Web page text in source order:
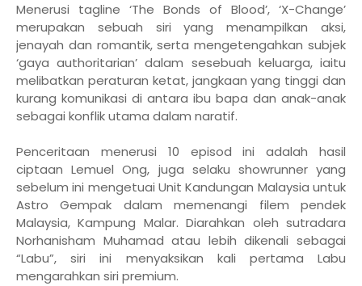
Menerusi tagline ‘The Bonds of Blood’, ‘X-Change’
merupakan sebuah siri yang menampilkan aksi,
jenayah dan romantik, serta mengetengahkan subjek
‘gaya authoritarian’ dalam sesebuah keluarga, iaitu
melibatkan peraturan ketat, jangkaan yang tinggi dan
kurang komunikasi di antara ibu bapa dan anak-anak
sebagai konflik utama dalam naratif.
Penceritaan menerusi 10 episod ini adalah hasil
ciptaan Lemuel Ong, juga selaku showrunner yang
sebelum ini mengetuai Unit Kandungan Malaysia untuk
Astro Gempak dalam memenangi filem pendek
Malaysia, Kampung Malar. Diarahkan oleh sutradara
Norhanisham Muhamad atau lebih dikenali sebagai
“Labu”, siri ini menyaksikan kali pertama Labu
mengarahkan siri premium.